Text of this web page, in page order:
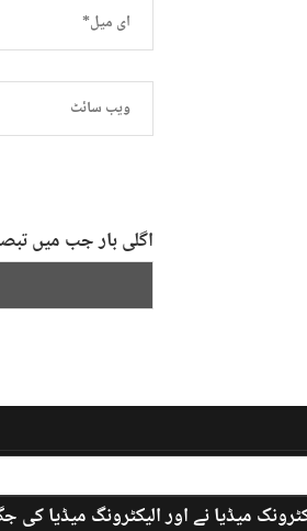
اگلی بار جب میں
میڈیا نے اور الیکٹرونگ میڈیا